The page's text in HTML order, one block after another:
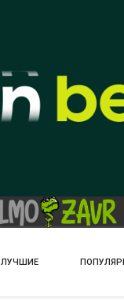
ЛУЧШИЕ